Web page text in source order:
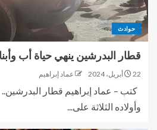
حوادث
قطار البدرشين ينهي حياة أب
22 أبريل، 2024 عماد إبراهيم
كتب – عماد إبراهيم قطار
وأولاده الثلاثة على...